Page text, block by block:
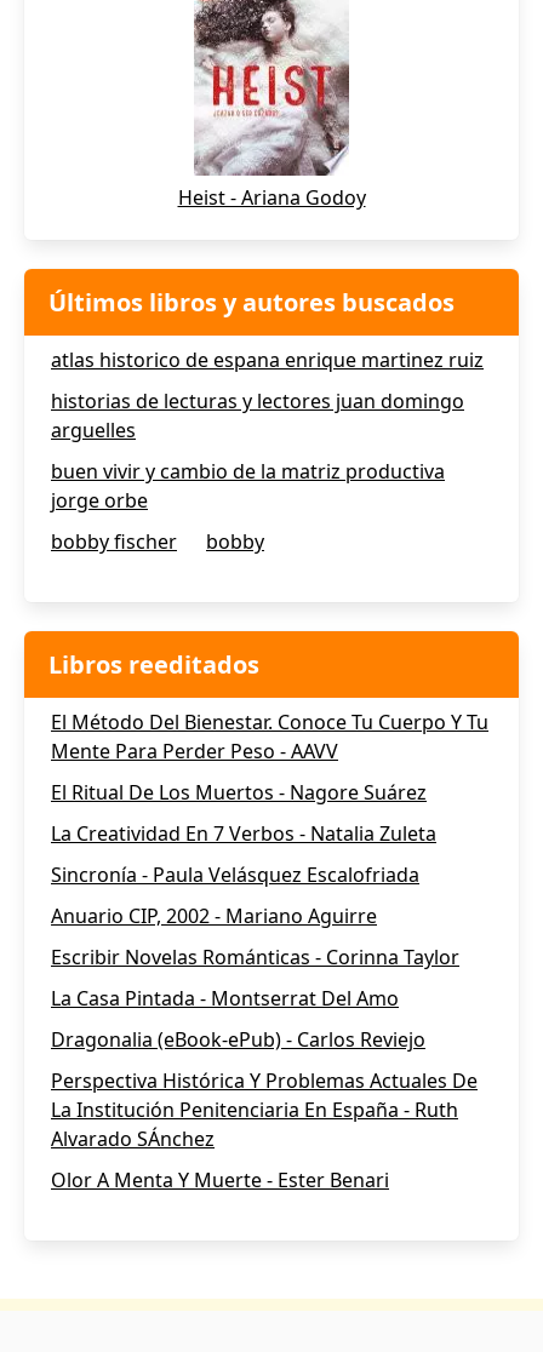
Heist - Ariana Godoy
Últimos libros y autores buscados
atlas historico de espana enrique martinez ruiz
historias de lecturas y lectores juan domingo
arguelles
buen vivir y cambio de la matriz productiva
jorge orbe
bobby fischer
bobby
Libros reeditados
El Método Del Bienestar. Conoce Tu Cuerpo Y Tu
Mente Para Perder Peso - AAVV
El Ritual De Los Muertos - Nagore Suárez
La Creatividad En 7 Verbos - Natalia Zuleta
Sincronía - Paula Velásquez Escalofriada
Anuario CIP, 2002 - Mariano Aguirre
Escribir Novelas Románticas - Corinna Taylor
La Casa Pintada - Montserrat Del Amo
Dragonalia (eBook-ePub) - Carlos Reviejo
Perspectiva Histórica Y Problemas Actuales De
La Institución Penitenciaria En España - Ruth
Alvarado SÁnchez
Olor A Menta Y Muerte - Ester Benari